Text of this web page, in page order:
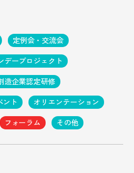
定例会・交流会
デープロジェクト
造企業認定研修
ント
オリエンテーション
フォーラム その他